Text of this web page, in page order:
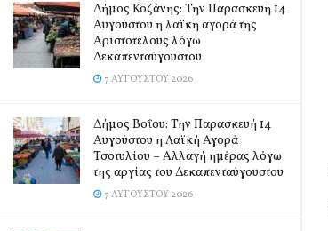
Δήμος Κοζάνης: Την Παρασκευή 14
Αυγούστου η λαϊκή αγορά της
Αριστοτέλους λόγω
Δεκαπενταύγουστου
7 ΑΥΓΟΎΣΤΟΥ 2026
Δήμος Βοΐου: Την Παρασκευή 14
Αυγούστου η Λαϊκή Αγορά
Τσοτυλίου – Αλλαγή ημέρας λόγω
της αργίας του Δεκαπενταύγουστου
7 ΑΥΓΟΎΣΤΟΥ 2026